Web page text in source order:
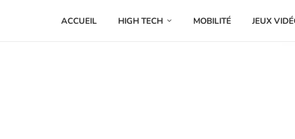
ACCUEIL HIGH TECH MOBILITÉ JEUX